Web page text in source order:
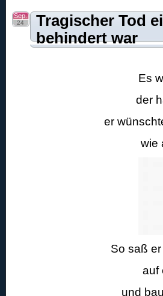
Tragischer Tod
behindert war
Sep.
24
Es
der
er
wie
So saß
auf
und